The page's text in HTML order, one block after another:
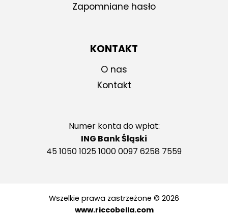
Zapomniane hasło
KONTAKT
O nas
Kontakt
Numer konta do wpłat:
ING Bank Śląski
45 1050 1025 1000 0097 6258 7559
Wszelkie prawa zastrzeżone © 2026
www.riccobella.com